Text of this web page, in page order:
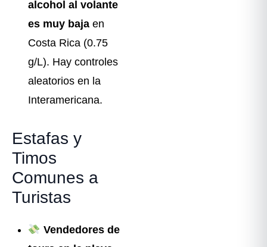
alcohol al volante
es muy baja en
Costa Rica (0.75
g/L). Hay controles
aleatorios en la
Interamericana.
Estafas y
Timos
Comunes a
Turistas
Vendedores de